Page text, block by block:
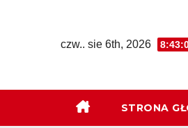
czw.. sie 6th, 2026
STRONA